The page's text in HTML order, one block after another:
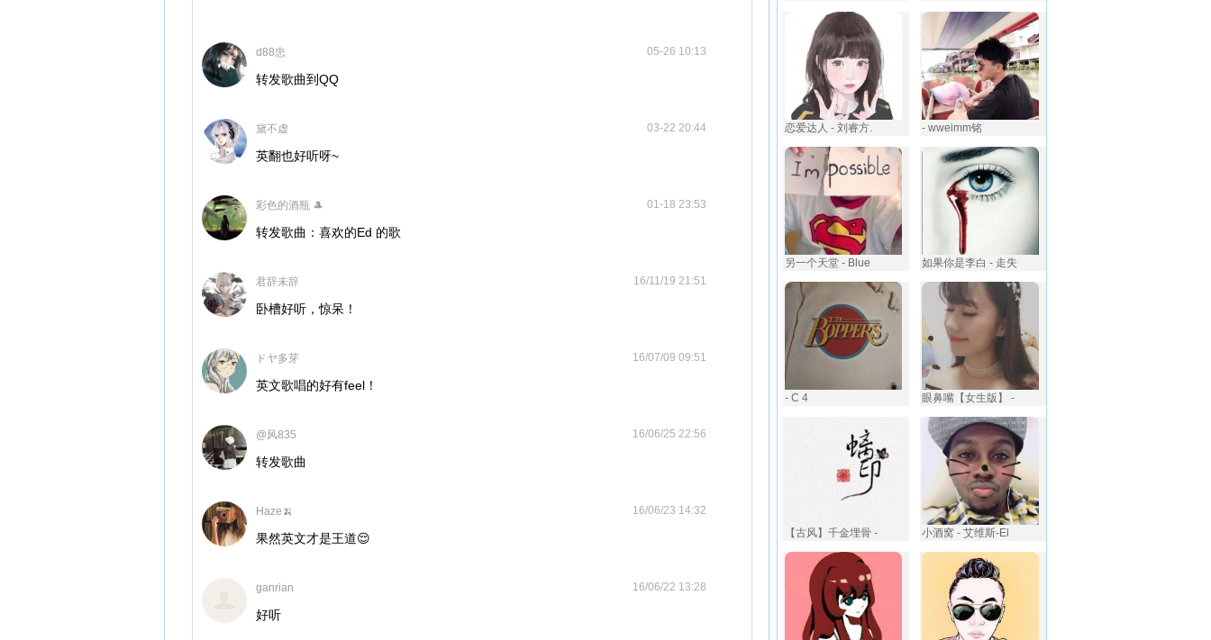
d88忠 05-26 10:13
转发歌曲到QQ
黛不虚 03-22 20:44
英翻也好听呀~
彩色的酒瓶 🎩 01-18 23:53
转发歌曲：喜欢的Ed 的歌
君辞未辞 16/11/19 21:51
卧槽好听，惊呆！
ドヤ多芽 16/07/09 09:51
英文歌唱的好有feel！
@风835 16/06/25 22:56
转发歌曲
Haze🍌 16/06/23 14:32
果然英文才是王道😌
ganrian 16/06/22 13:28
好听
恋爱达人 - 刘睿方. - wweimm铭
另一个天堂 - Blue 如果你是李白 - 走失
- C 4 眼鼻嘴【女生版】 -
【古风】千金埋骨 - 小酒窝 - 艾维斯-El